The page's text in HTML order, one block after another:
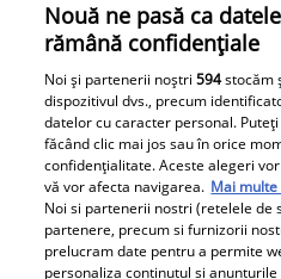
Urmărește-ne pe
Nouă ne pasă ca
rămână confidențiale
Noi și partenerii noștri594stocăm
dispozitivul dvs., precum
datelor cu caracter personal.
făcând clic mai jos sau în orice
confidențialitate. Aceste alegeri
vă vor afecta navigarea. Mai
Noi si partenerii nostri (retelele de
partenere, precum si furnizorii
prelucram date pentru a permite
personaliza continutul si